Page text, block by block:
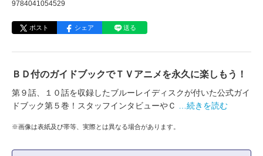
9784041054529
ポスト シェア 送る
ＢＤ付のガイドブックでＴＶアニメを永久に楽しもう！
第９話、１０話を収録したブルーレイディスクが付いた公式ガイ
ドブック第５巻！スタッフインタビューやＣ
…続きを読む
※画像は表紙及び帯等、実際とは異なる場合があります。